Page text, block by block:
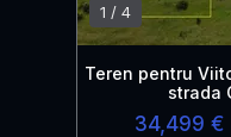
1 / 4
Teren pentru
strada
34,499 €